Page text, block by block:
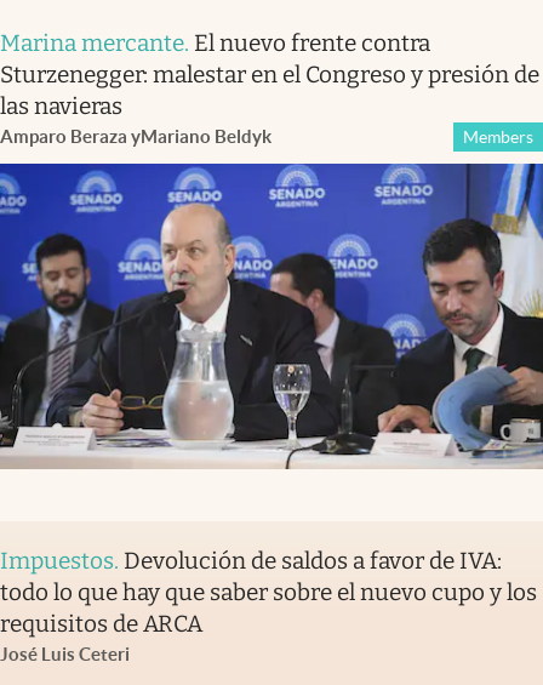
Marina mercante. El nuevo frente contra
Sturzenegger: malestar en el Congreso y presión de
las navieras
Amparo Beraza yMariano Beldyk Members
Impuestos. Devolución de saldos a favor de IVA:
todo lo que hay que saber sobre el nuevo cupo y los
requisitos de ARCA
José Luis Ceteri